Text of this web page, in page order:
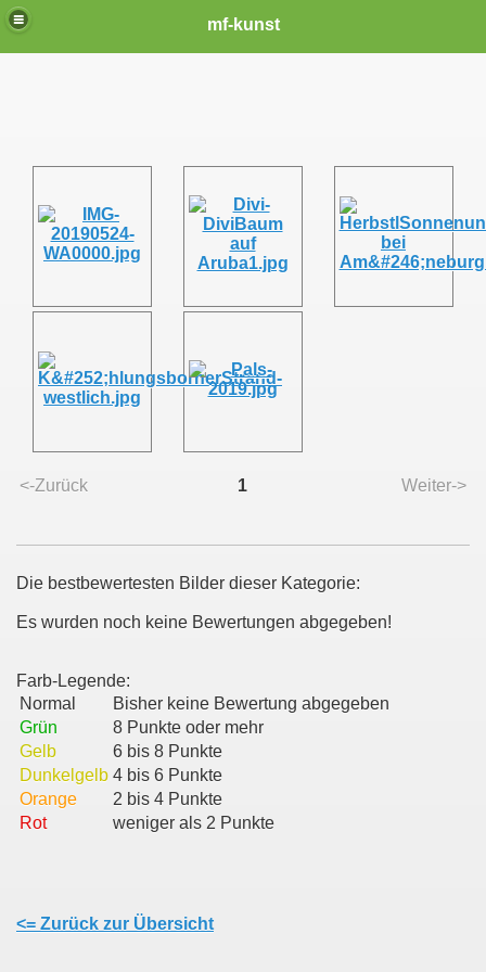
mf-kunst
<-Zurück 1 Weiter->
Die bestbewertesten Bilder dieser Kategorie:
Es wurden noch keine Bewertungen abgegeben!
Farb-Legende:
Normal
Bisher keine Bewertung abgegeben
Grün
8 Punkte oder mehr
Gelb
6 bis 8 Punkte
Dunkelgelb 4 bis 6 Punkte
Orange
2 bis 4 Punkte
Rot
weniger als 2 Punkte
<= Zurück zur Übersicht